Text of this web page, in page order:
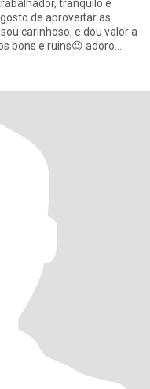
tranquilo e
de aproveitar as
carinhoso, e dou valor a
bons e ruins😉 adoro